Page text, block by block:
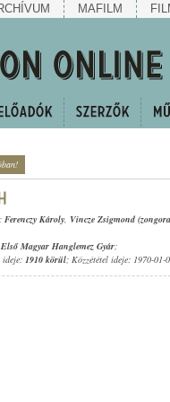
MAFILM
Ferenczy Károly, Vincze Zsigmond
Első Magyar Hanglemez Gyár;
ideje: 1910 körül; Közzététel ideje: 1970-01-